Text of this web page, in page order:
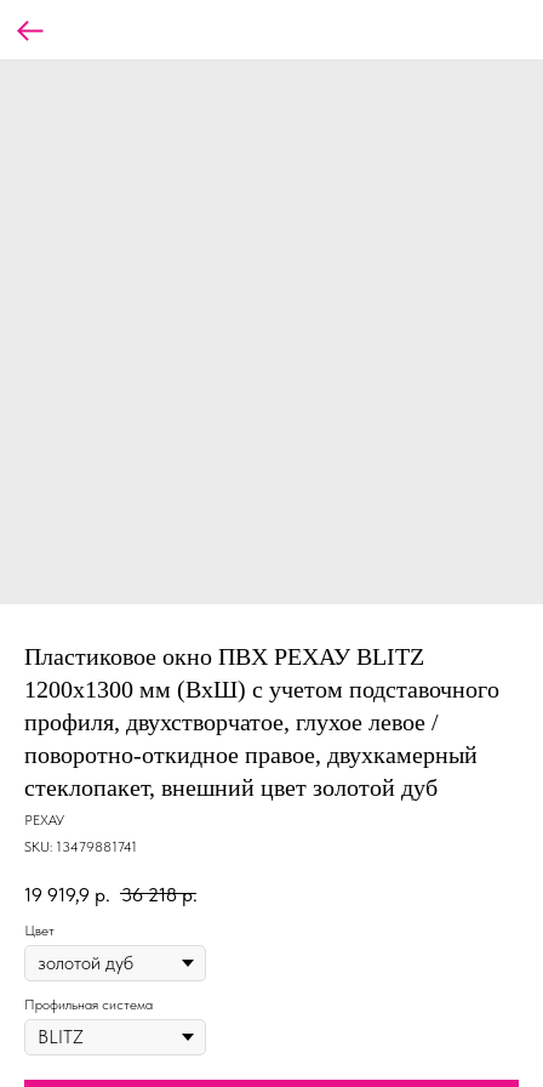
Пластиковое окно ПВХ РЕХАУ BLITZ
1200х1300 мм (ВхШ) с учетом подставочного
профиля, двухстворчатое, глухое левое /
поворотно-откидное правое, двухкамерный
стеклопакет, внешний цвет золотой дуб
РЕХАУ
SKU: 13479881741
19 919,9 р. 36 218 р.
Цвет
Профильная система